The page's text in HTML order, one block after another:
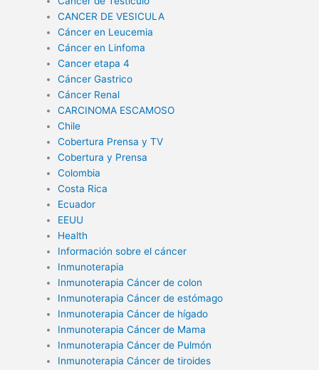
CANCER DE VESICULA
Cáncer en Leucemia
Cáncer en Linfoma
Cancer etapa 4
Cáncer Gastrico
Cáncer Renal
CARCINOMA ESCAMOSO
Chile
Cobertura Prensa y TV
Cobertura y Prensa
Colombia
Costa Rica
Ecuador
EEUU
Health
Información sobre el cáncer
Inmunoterapia
Inmunoterapia Cáncer de colon
Inmunoterapia Cáncer de estómago
Inmunoterapia Cáncer de hígado
Inmunoterapia Cáncer de Mama
Inmunoterapia Cáncer de Pulmón
Inmunoterapia Cáncer de tiroides